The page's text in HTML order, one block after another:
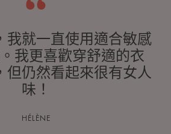
我就一直使用適合敏感
我更喜歡穿舒適的衣
但仍然看起來很有女人
味！
HÉLÈNE